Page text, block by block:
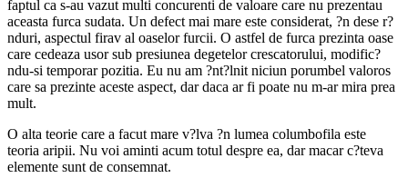
faptul ca s-au vazut multi concurenti de valoare care nu prezentau
aceasta furca sudata. Un defect mai mare este considerat, ?n dese r?
nduri, aspectul firav al oaselor furcii. O astfel de furca prezinta oase
care cedeaza usor sub presiunea degetelor crescatorului, modific?
ndu-si temporar pozitia. Eu nu am ?nt?lnit niciun porumbel valoros
care sa prezinte aceste aspect, dar daca ar fi poate nu m-ar mira prea
mult.
O alta teorie care a facut mare v?lva ?n lumea columbofila este
teoria aripii. Nu voi aminti acum totul despre ea, dar macar c?teva
elemente sunt de consemnat.